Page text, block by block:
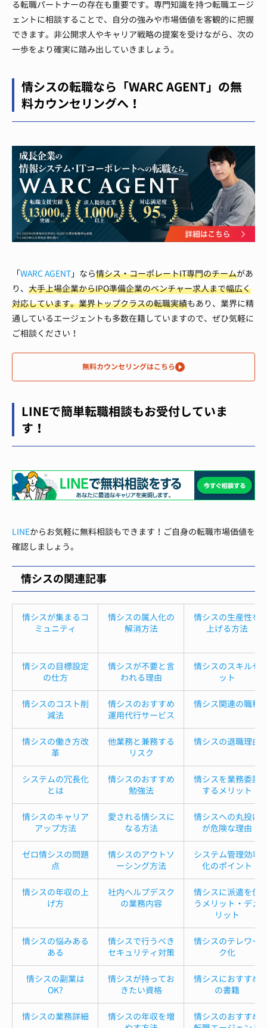
る転職パートナーの存在も重要です。専門知識を持つ転職エージ
ェントに相談することで、自分の強みや市場価値を客観的に把握
できます。非公開求人やキャリア戦略の提案を受けながら、次の
一歩をより確実に踏み出していきましょう。
情シスの転職なら「WARC AGENT」の無
料カウンセリングへ！
「WARC AGENT 」なら情シス・コーポレートIT専門のチームがあ
り、 大手上場企業からIPO準備企業のベンチャー求人まで幅広く
対応しています。業界トップクラスの転職実績もあり、業界に精
通しているエージェントも多数在籍していますので、ぜひ気軽に
ご相談ください！
無料カウンセリングはこちら
LINEで簡単転職相談もお受付していま
す！
LINEからお気軽に無料相談もできます！ご自身の転職市場価値を
確認しましょう。
情シスの関連記事
情シスが集まるコ
ミュニティ
情シスの属人化の
解消方法
情シスの生産性を
上げる方法
情シスの目標設定
の仕方
情シスが不要と言
われる理由
情シスのスキルセ
ット
情シスのコスト削
減法
情シスのおすすめ
運用代行サービス
情シス関連の職種
情シスの働き方改
革
他業務と兼務する
リスク
情シスの退職理由
システムの冗長化
とは
情シスのおすすめ
勉強法
情シスを業務委託
するメリット
情シスのキャリア
アップ方法
愛される情シスに
なる方法
情シスへの丸投げ
が危険な理由
ゼロ情シスの問題
点
情シスのアウトソ
ーシング方法
システム管理効率
化のポイント
情シスの年収の上
げ方
社内ヘルプデスク
の業務内容
情シスに派遣を使
うメリット・デメ
リット
情シスの悩みある
ある
情シスで行うべき
セキュリティ対策
情シスのテレワー
ク化
情シスの副業は
OK?
情シスが持ってお
きたい資格
情シスにおすすめ
の書籍
情シスの業務詳細
情シスの年収を増
情シスのおすすめ